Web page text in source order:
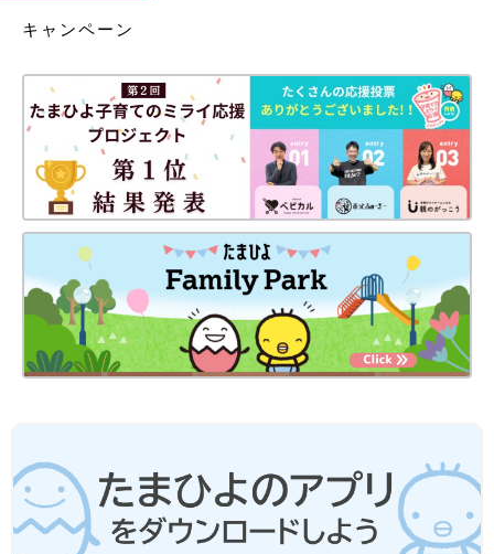
離乳食レシピについて
●材料は、2019年通知の厚生労働省策定「授乳・離乳の支援ガイ
ド」を目安に、作りやすい分量にしています。赤ちゃんの食べら
れる量・かたさなどには個人差があるので、その子に合ったペー
スで進めましょう。なお、食物アレルギーと診断されている場合
は、医師の指導、指示に従ってください。
●だし汁や野菜スープ、水、湯などの水分量は出来上がり量を目
安にしています。使う鍋の大きさや火力、食材に含まれる水分量
などによって、途中で水分がたりなくなるような場合は、適宜水
分をたして焦げないようにご注意ください。
●水やだし汁の量は目安です。仕上がりが水分が少なく食べにく
いときは、水分をたして再度短時間加熱して調節してください。
●だし汁、野菜スープなどは手作りかベビーフードを使ってくだ
さい。
●材料内の鶏卵はMサイズ、じゃがいもやトマトなどの野菜は中
玉が基本です。計量は1カップ＝200mL、大さじ1＝15mL、小さ
じ1＝5mLが基本です。グラム表記は標準サイズの食材で算出し
たものです。
キャンペーン